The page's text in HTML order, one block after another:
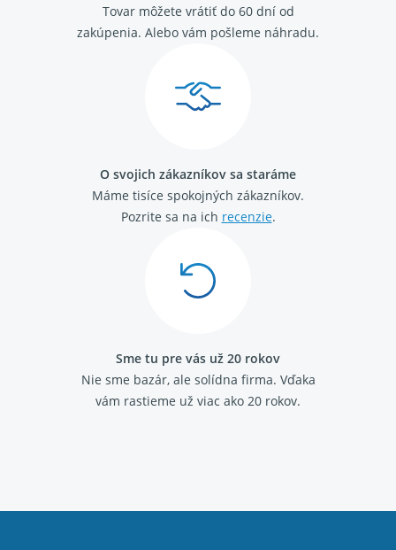
Tovar môžete vrátiť do 60 dní od
zakúpenia. Alebo vám pošleme náhradu.
O svojich zákazníkov sa staráme
Máme tisíce spokojných zákazníkov.
Pozrite sa na ich recenzie.
Sme tu pre vás už 20 rokov
Nie sme bazár, ale solídna firma. Vďaka
vám rastieme už viac ako 20 rokov.